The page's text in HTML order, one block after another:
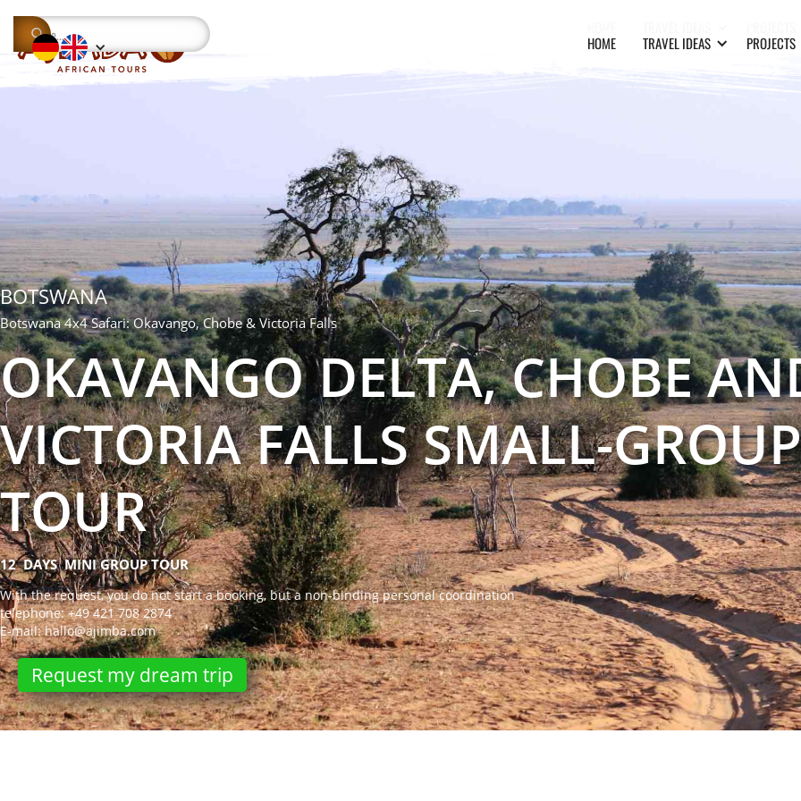
HOME
TRAVEL IDEAS PROJECTS
BOTSWANA
Botswana 4x4 Safari: Okavango, Chobe & Victoria Falls
OKAVANGO DELTA, CHOBE
VICTORIA FALLS SMALL-GROUP
TOUR
12 DAYS MINI GROUP TOUR
With the request, you do not start a booking, but a non-binding personal coordination
telephone:+49 421 708 2874
E-mail: hallo@ajimba.com
Request my dream trip